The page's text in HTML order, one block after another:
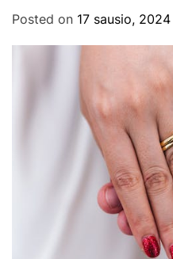
Posted on 17 sausio, 2024